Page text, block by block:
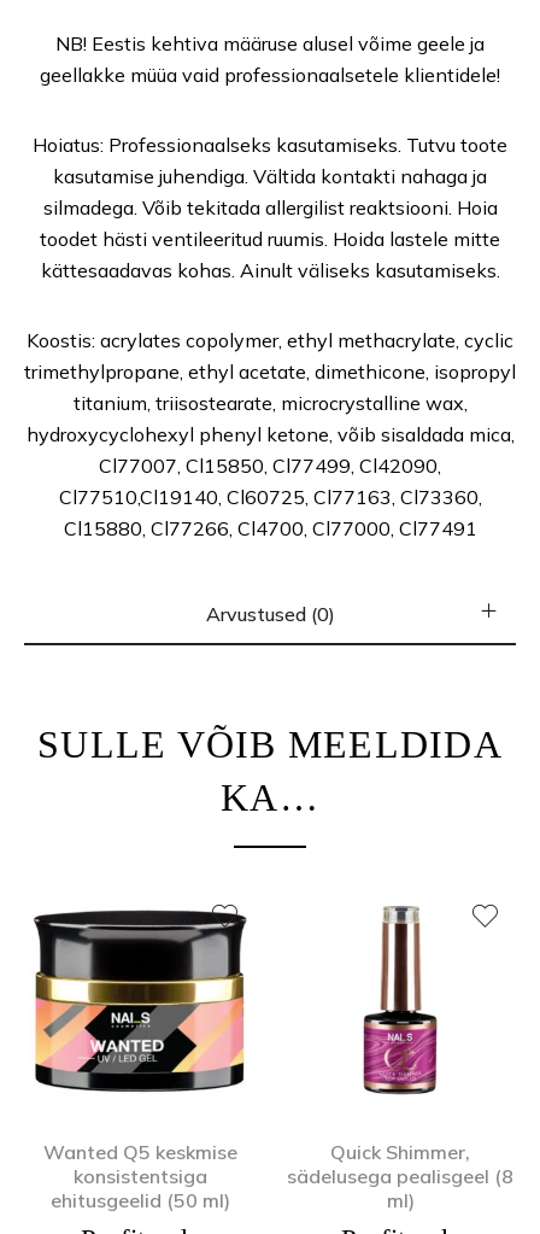
NB! Eestis kehtiva määruse alusel võime geele ja
geellakke müüa vaid professionaalsetele klientidele!
Hoiatus: Professionaalseks kasutamiseks. Tutvu toote
kasutamise juhendiga. Vältida kontakti nahaga ja
silmadega. Võib tekitada allergilist reaktsiooni. Hoia
toodet hästi ventileeritud ruumis. Hoida lastele mitte
kättesaadavas kohas. Ainult väliseks kasutamiseks.
Koostis: acrylates copolymer, ethyl methacrylate, cyclic
trimethylpropane, ethyl acetate, dimethicone, isopropyl
titanium, triisostearate, microcrystalline wax,
hydroxycyclohexyl phenyl ketone, võib sisaldada mica,
Cl77007, Cl15850, Cl77499, Cl42090,
Cl77510,Cl19140, Cl60725, Cl77163, Cl73360,
Cl15880, Cl77266, Cl4700, Cl77000, Cl77491
Arvustused (0)
SULLE VÕIB MEELDIDA
KA…
Wanted Q5 keskmise
konsistentsiga
ehitusgeelid (50 ml)
Quick Shimmer,
sädelusega pealisgeel (8
ml)